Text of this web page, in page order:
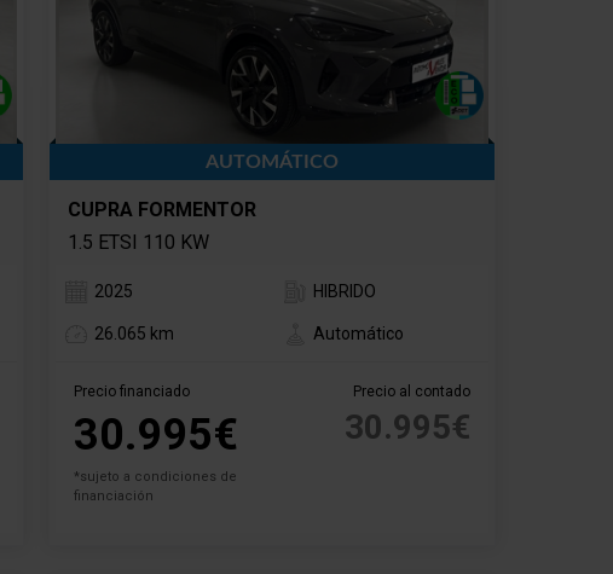
AUTOMÁTICO
CUPRA FORMENTOR
1.5 ETSI 110 KW
2025 HIBRIDO
26.065 km Automático
Precio financiado
30.995€
*sujeto a condiciones de
financiación
Precio al contado
30.995€